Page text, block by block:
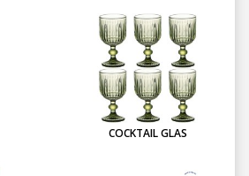
COCKTAIL GLAS